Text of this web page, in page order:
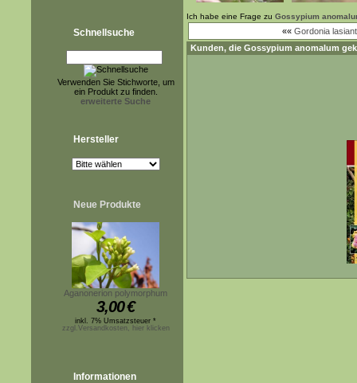
Schnellsuche
Verwenden Sie Stichworte, um
ein Produkt zu finden.
erweiterte Suche
Hersteller
Neue Produkte
Aganonerion polymorphum
3,00€
inkl. 7% Umsatzsteuer *
zzgl.Versandkosten, hier klicken
Informationen
Ich habe eine Frage zu Gossypium
«« Gordonia
Kunden, die Gossypium anomalum